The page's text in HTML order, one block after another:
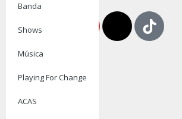
Banda
Shows
Música
Playing For Change
ACAS